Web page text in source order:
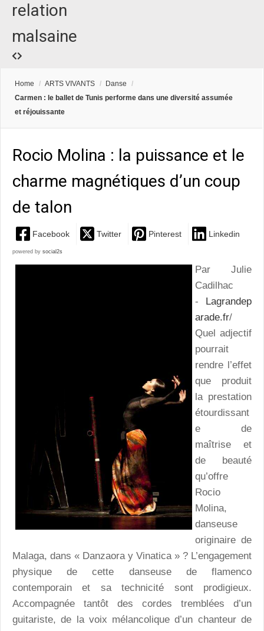
relation
malsaine
Home / ARTS VIVANTS / Danse
/
Carmen : le ballet de Tunis performe dans une diversité assumée
et réjouissante
Rocio Molina : la puissance et le
charme magnétiques d’un coup
de talon
Facebook Twitter Pinterest Linkedin
powered by social2s
Par Julie
Cadilhac
- Lagrandep
arade.fr/
Quel adjectif
pourrait
rendre l’effet
que produit
la prestation
étourdissant
e de
maîtrise et
de beauté
qu’offre
Rocio
Molina,
danseuse
originaire de
Malaga, dans « Danzaora y Vinatica » ? L’engagement
physique de cette danseuse de flamenco
contemporain et sa technicité sont prodigieux.
Accompagnée tantôt des cordes tremblées d’un
guitariste, de la voix mélancolique d’un chanteur de